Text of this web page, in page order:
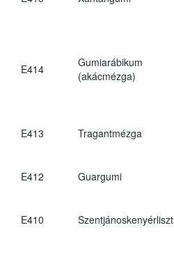
E414
Gumiarábikum
(akácmézga)
E413 Tragantmézga
E412 Guargumi
E410 Szentjánoskenyérliszt